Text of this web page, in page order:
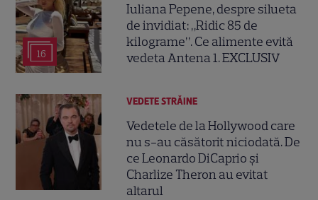
16
Iuliana Pepene, despre silueta
de invidiat: „Ridic 85 de
kilograme”. Ce alimente evită
vedeta Antena 1. EXCLUSIV
VEDETE STRĂINE
Vedetele de la Hollywood care
nu s-au căsătorit niciodată. De
ce Leonardo DiCaprio și
Charlize Theron au evitat
altarul